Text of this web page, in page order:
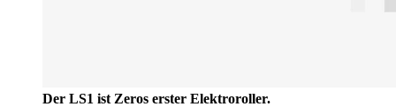
Der LS1 ist Zeros erster Elektroroller.